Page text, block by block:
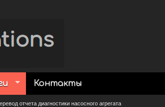
Контакты
отчета диагностики насосного агрегата